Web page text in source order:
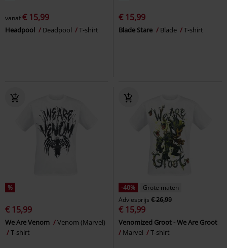
vanaf€ 15,99
Headpool Deadpool T-shirt
€ 15,99
Blade Stare Blade T-shirt
%
€ 15,99
We Are Venom
Venom (Marvel)
T-shirt
-40%
Grote maten
Adviesprijs € 26,99
€ 15,99
Venomized Groot - We Are Groot
Marvel
T-shirt